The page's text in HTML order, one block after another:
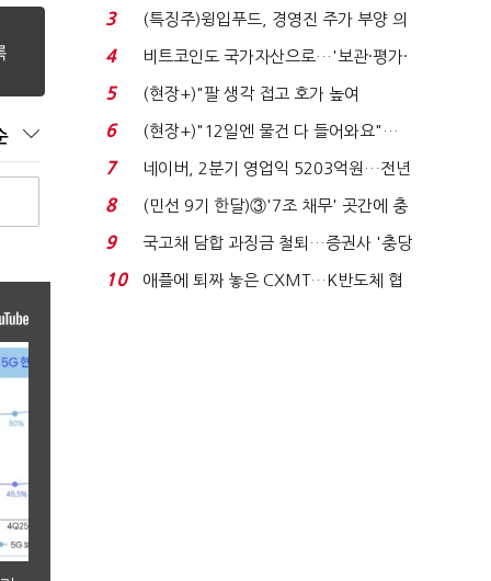
국전쟁’
3
(특징주)윙입푸드, 경영진 주가 부양 의
지에 상한가...
4
비트코인도 국가자산으로…'보관·평가·
처분' 기준은 ...
5
(현장+)"팔 생각 접고 호가 높여
요"…'덜 똘똘한 한 채' 20...
6
(현장+)"12일엔 물건 다 들어와요"…
빈 매대 채우며 문 연 ...
7
네이버, 2분기 영업익 5203억원…전년
비 0.2% 감소...
8
(민선 9기 한달)③'7조 채무' 곳간에 충
격…추미애, 20년...
9
국고채 담합 과징금 철퇴…증권사 '충당
금 폭탄' 우려...
10
애플에 퇴짜 놓은 CXMT…K반도체 협